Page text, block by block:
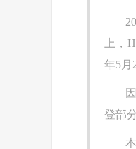
上，
年5月
登部